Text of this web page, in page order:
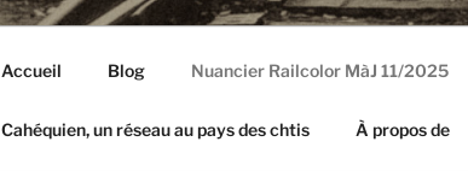
Accueil Blog Nuancier Railcolor MàJ 11/2025
Cahéquien, un réseau au pays des chtis À propos de